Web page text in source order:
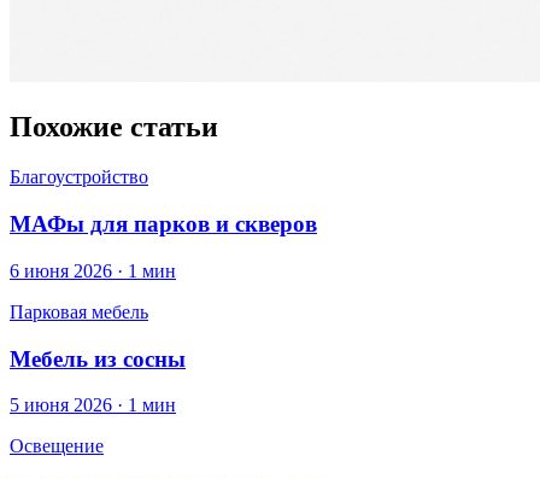
Похожие статьи
Благоустройство
МАФы для парков и скверов
6 июня 2026 · 1 мин
Парковая мебель
Мебель из сосны
5 июня 2026 · 1 мин
Освещение